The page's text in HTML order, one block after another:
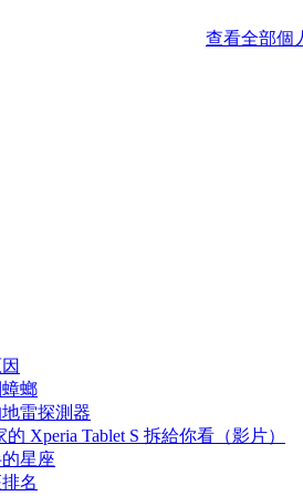
查看全部個
螂
雷探測器
Xperia Tablet S 拆給你看（影片）
星座
名